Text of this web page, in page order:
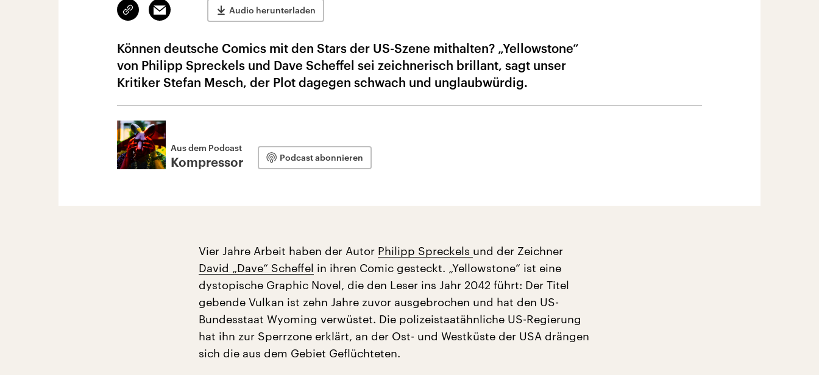
Link
kopieren/teilen
Email Audio herunterladen
Können deutsche Comics mit den Stars der US-Szene mithalten? „Yellowstone“
von Philipp Spreckels und Dave Scheffel sei zeichnerisch brillant, sagt unser
Kritiker Stefan Mesch, der Plot dagegen schwach und unglaubwürdig.
Aus dem Podcast
Kompressor Podcast abonnieren
Vier Jahre Arbeit haben der Autor Philipp Spreckels und der Zeichner
David „Dave“ Scheffel in ihren Comic gesteckt. „Yellowstone“ ist eine
dystopische Graphic Novel, die den Leser ins Jahr 2042 führt: Der Titel
gebende Vulkan ist zehn Jahre zuvor ausgebrochen und hat den US-
Bundesstaat Wyoming verwüstet. Die polizeistaatähnliche US-Regierung
hat ihn zur Sperrzone erklärt, an der Ost- und Westküste der USA drängen
sich die aus dem Gebiet Geflüchteten.